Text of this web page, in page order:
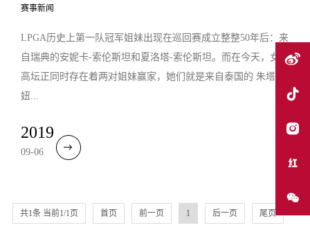
赛事新闻
LPGA历史上第一队冠军姐妹出现在巡回赛成立整整50年后：来
自瑞典的安妮卡-索伦斯坦和夏洛塔-索伦斯坦。而在今天，女子
高坛正同时存在着两对姐妹赢家，她们就是来自泰国的 朱塔
妞...
2019
09-06
共1条 当前1/1页 首页 前一页 1 后一页 尾页